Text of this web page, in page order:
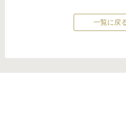
一覧に戻